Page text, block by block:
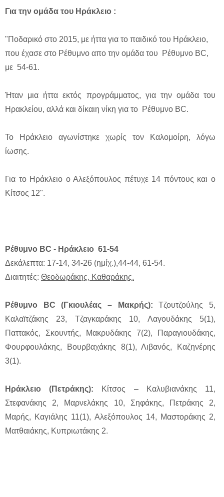
Για την ομάδα του Ηράκλειο :
"Ποδαρικό στο 2015, με ήττα για το παιδικό του Ηράκλειο,
που έχασε στο Ρέθυμνο απο την ομάδα του Ρέθυμνο BC,
με 54-61.
Ήταν μια ήττα εκτός προγράμματος, για την ομάδα του
Ηρακλείου, αλλά και δίκαιη νίκη για το Ρέθυμνο BC.
Το Ηράκλειο αγωνίστηκε χωρίς τον Καλομοίρη, λόγω
ίωσης.
Για το Ηράκλειο ο Αλεξόπουλος πέτυχε 14 πόντους και ο
Κίτσος 12".
Ρέθυμνο BC - Ηράκλειο 61-54
Δεκάλεπτα: 17-14, 34-26 (ημίχ.),44-44, 61-54.
Διαιτητές: Θεοδωράκης, Καθαράκης.
Ρέθυμνο BC (Γκιουλέας – Μακρής): Τζουτζούλης 5,
Καλαϊτζάκης 23, Τζαγκαράκης 10, Λαγουδάκης 5(1),
Παττακός, Σκουντής, Μακρυδάκης 7(2), Παραγιουδάκης,
Φουρφουλάκης, Βουρβαχάκης 8(1), Λιβανός, Καζηνέρης
3(1).
Ηράκλειο (Πετράκης): Κίτσος – Καλυβιανάκης 11,
Στεφανάκης 2, Μαρνελάκης 10, Σηφάκης, Πετράκης 2,
Μαρής, Καγιάλης 11(1), Αλεξόπουλος 14, Μαστοράκης 2,
Ματθαιάκης, Κυπριωτάκης 2.